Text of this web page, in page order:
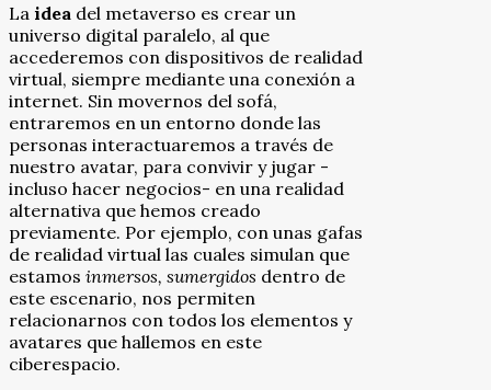
La idea del metaverso es crear un
universo digital paralelo, al que
accederemos con dispositivos de realidad
virtual, siempre mediante una conexión a
internet. Sin movernos del sofá,
entraremos en un entorno donde las
personas interactuaremos a través de
nuestro avatar, para convivir y jugar -
incluso hacer negocios- en una realidad
alternativa que hemos creado
previamente. Por ejemplo, con unas gafas
de realidad virtual las cuales simulan que
estamos inmersos, sumergidos dentro de
este escenario, nos permiten
relacionarnos con todos los elementos y
avatares que hallemos en este
ciberespacio.